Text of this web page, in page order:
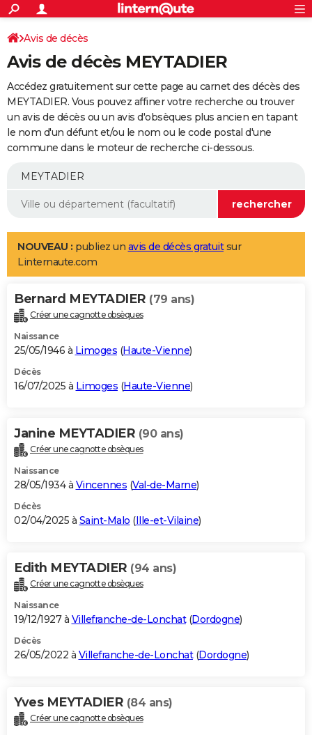
ACTUALITÉS
Politique
Société
Faits Divers
Education
Monde
Villes
+
SPORT
Coupe du monde 2026
Football
Tennis
Cyclisme
Rugby
Forum
Programme TV
TNT
Streaming
Cinéma
Sorties cinéma
Musique
+
FINANCE
Impôts
Immobilier
Risques naturels par ville
Banque
Assurance
Crédit
AUTO
Essais
Réserver un essai
Citadines
Berlines
SUV
Forum auto
+
Mobiles
Meilleur smartphone
Internet
Ordinateurs
Jeux vidéo
Guide high-tech
Aménagement intérieur
LIFESTYLE
Art de vivre
Bien-être
Loisirs
Mode
Modes de vie
Alimentation
Guide de la santé
Maladies
Médicaments
Sommeil
VOYAGE
Destinations
City break
Voyage nature
Voyage de noces
Forum
Climat
+PHOTO
GUIDES D'ACHAT
BONS PLANS
Carte de Noël
Carte Bonne année
Carte Saint-Valentin
Carte Pâques
Carte d'anniversaire
DICTIONNAIRE
Dictionnaire
Biographies
Citations
Expressions
Proverbes
PROGRAMME TV
S'inscrire
Se connecter
Lycées
Collèges
Primaires
Universités
Entreprises
Service militaire
Avis de recherche
AVIS DE DÉCÈS
Bricolage
Lifestyle
Culture
Sport
Auto
Television
Voyage
Cinema
Avis de décès
Avis de décès MEYTADIER
Accédez gratuitement sur cette page au carnet des décès des
MEYTADIER. Vous pouvez affiner votre recherche ou trouver
un avis de décès ou un avis d'obsèques plus ancien en tapant
le nom d'un défunt et/ou le nom ou le code postal d'une
commune dans le moteur de recherche ci-dessous.
NOUVEAU : publiez un avis de décès gratuitsur
Linternaute.com
Bernard MEYTADIER (79 ans)
Créer une cagnotte obsèques
Naissance
25/05/1946 à Limoges (Haute-Vienne)
Décès
16/07/2025 à Limoges (Haute-Vienne)
Janine MEYTADIER (90 ans)
Créer une cagnotte obsèques
Naissance
28/05/1934 à Vincennes (Val-de-Marne)
Décès
02/04/2025 à Saint-Malo (Ille-et-Vilaine)
Edith MEYTADIER (94 ans)
Créer une cagnotte obsèques
Naissance
19/12/1927 à Villefranche-de-Lonchat(Dordogne)
Décès
26/05/2022 à Villefranche-de-Lonchat(Dordogne)
Yves MEYTADIER (84 ans)
Créer une cagnotte obsèques